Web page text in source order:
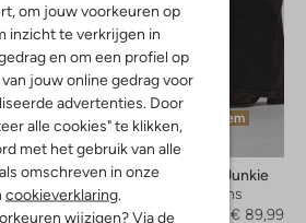
om jouw voorkeuren op
inzicht te verkrijgen in
en om een profiel op
jouw online gedrag voor
advertenties. Door
alle cookies" te klikken,
met het gebruik van alle
omschreven in onze
cookieverklaring.
wijzigen? Via de
Laatste item
-40%
Catwalk Junkie
Wide jeans
€ 149,95
€ 89,99